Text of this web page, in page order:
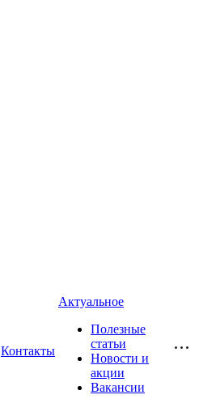
Контакты
Актуальное
Полезные
статьи
Новости и
акции
Вакансии